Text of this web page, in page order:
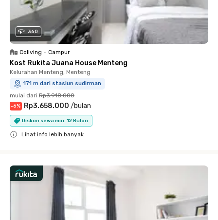
360
Coliving • Campur
Kost Rukita Juana House Menteng
Kelurahan Menteng, Menteng
171 m dari stasiun sudirman
mulai dari Rp3.918.000
-6% Rp3.658.000 /bulan
Diskon sewa min. 12 Bulan
Lihat info lebih banyak